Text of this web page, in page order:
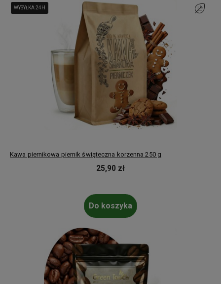
WYSYŁKA 24H
WYSYŁKA 24H
Kawa piernikowa piernik świąteczna korzenna 250 g
25,90 zł
Do koszyka
Do